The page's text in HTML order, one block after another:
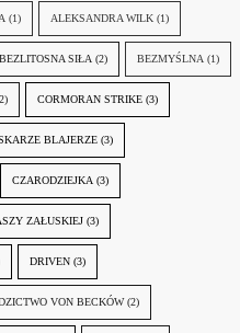
(1) ALEKSANDRA WILK (1)
BEZLITOSNA SIŁA (2) BEZMYŚLNA (1)
CORMORAN STRIKE (3)
BLAJERZE (3)
CZARODZIEJKA (3)
ZAŁUSKIEJ (3)
DRIVEN (3)
VON BECKÓW (2)